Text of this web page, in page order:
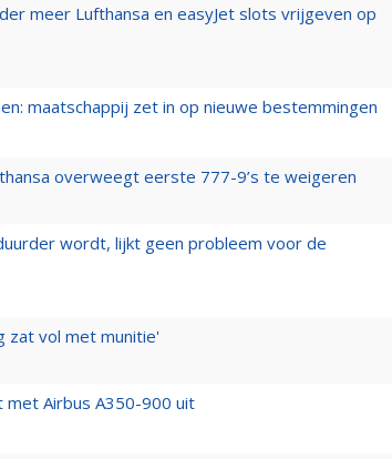
meer Lufthansa en easyJet slots vrijgeven op
maatschappij zet in op nieuwe bestemmingen
overweegt eerste 777-9’s te weigeren
wordt, lijkt geen probleem voor de
zat vol met munitie'
Airbus A350-900 uit